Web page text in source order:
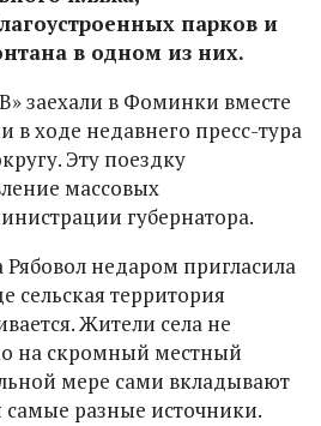
парков и
в одном из них.
заехали в Фоминки вместе
в ходе недавнего пресс-тура
Эту поездку
массовых
губернатора.
Рябовол недаром пригласила
сельская территория
Жители села не
на скромный местный
мере сами вкладывают
самые разные источники.